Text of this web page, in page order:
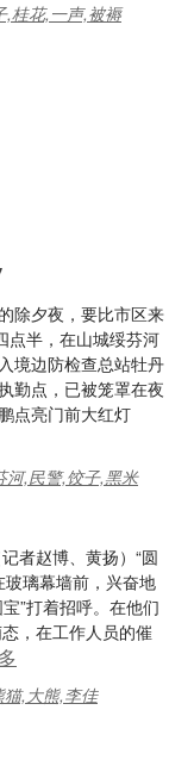
,桂花,一声,被褥
除夕夜，要比市区来
点半，在山城绥芬河
境边防检查总站牡丹
勤点，已被笼罩在夜
点亮门前大红灯
河,民警,饺子,黑米
者赵博、黄扬）“圆
璃幕墙前，兴奋地
”打着招呼。在他们
，在工作人员的催
,大熊,李佳